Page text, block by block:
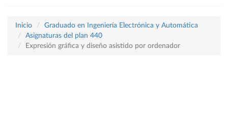
Inicio
Graduado en Ingeniería Electrónica y Automática
Asignaturas del plan 440
Expresión gráfica y diseño asistido por ordenador